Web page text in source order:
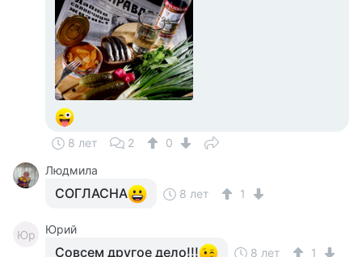
8 лет 2
0
Людмила
СОГЛАСНА 8 лет 1
Юр Юрий
Совсем другое дело!!! 8 лет 1